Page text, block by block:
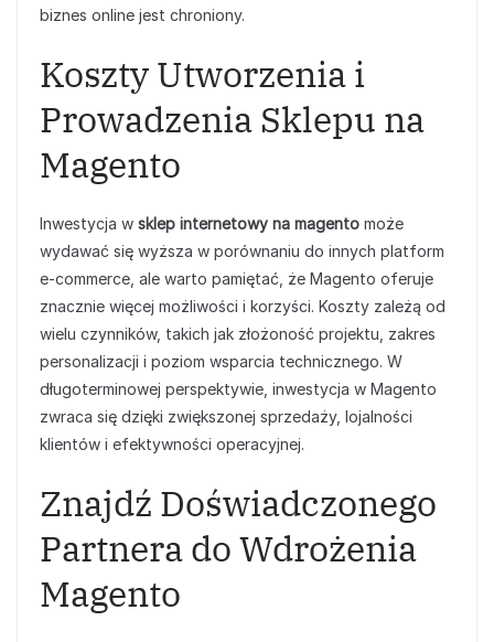
biznes online jest chroniony.
Koszty Utworzenia i
Prowadzenia Sklepu na
Magento
Inwestycja w sklep internetowy na magento może
wydawać się wyższa w porównaniu do innych platform
e-commerce, ale warto pamiętać, że Magento oferuje
znacznie więcej możliwości i korzyści. Koszty zależą od
wielu czynników, takich jak złożoność projektu, zakres
personalizacji i poziom wsparcia technicznego. W
długoterminowej perspektywie, inwestycja w Magento
zwraca się dzięki zwiększonej sprzedaży, lojalności
klientów i efektywności operacyjnej.
Znajdź Doświadczonego
Partnera do Wdrożenia
Magento